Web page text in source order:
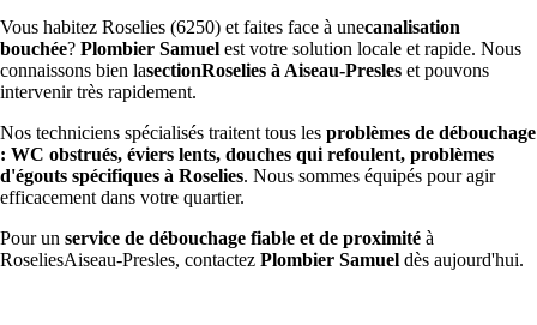
Vous habitez Roselies (6250) et faites face à unecanalisation
bouchée? Plombier Samuel est votre solution locale et rapide. Nous
connaissons bien lasectionRoselies à Aiseau-Presles et pouvons
intervenir très rapidement.
Nos techniciens spécialisés traitent tous les problèmes de débouchage
: WC obstrués, éviers lents, douches qui refoulent, problèmes
d'égouts spécifiques à Roselies. Nous sommes équipés pour agir
efficacement dans votre quartier.
Pour un service de débouchage fiable et de proximité à
RoseliesAiseau-Presles, contactez Plombier Samuel dès aujourd'hui.